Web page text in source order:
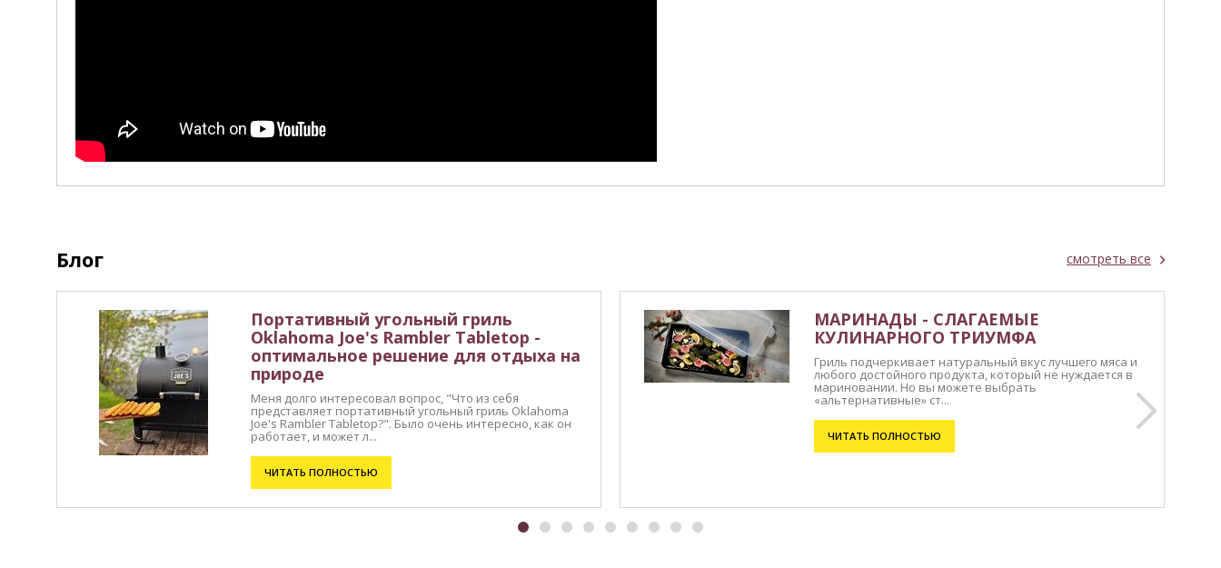
Блог смотреть все
Портативный угольный гриль
Oklahoma Joe's Rambler Tabletop -
оптимальное решение для отдыха на
природе
Меня долго интересовал вопрос, "Что из себя
представляет портативный угольный гриль Oklahoma
Joe's Rambler Tabletop?". Было очень интересно, как он
работает, и может л...
ЧИТАТЬ ПОЛНОСТЬЮ
МАРИНАДЫ - СЛАГАЕМЫЕ
КУЛИНАРНОГО ТРИУМФА
Гриль подчеркивает натуральный вкус лучшего мяса и
любого достойного продукта, который не нуждается в
мариновании. Но вы можете выбрать
«альтернативные» ст...
ЧИТАТЬ ПОЛНОСТЬЮ